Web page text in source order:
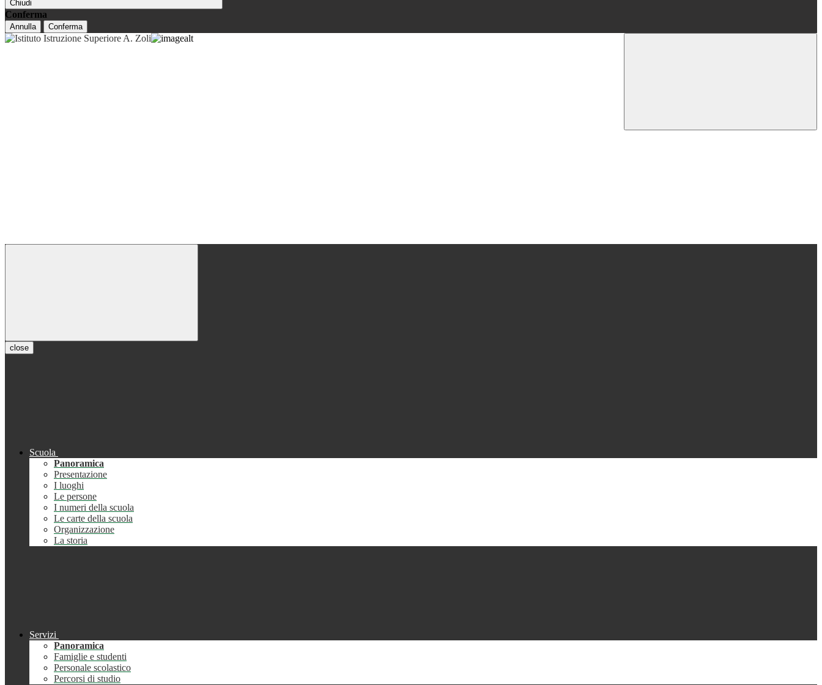
Chiudi
Conferma
Annulla Conferma
close
Scuola
Panoramica
Presentazione
I luoghi
Le persone
I numeri della scuola
Le carte della scuola
Organizzazione
La storia
Servizi
Panoramica
Famiglie e studenti
Personale scolastico
Percorsi di studio